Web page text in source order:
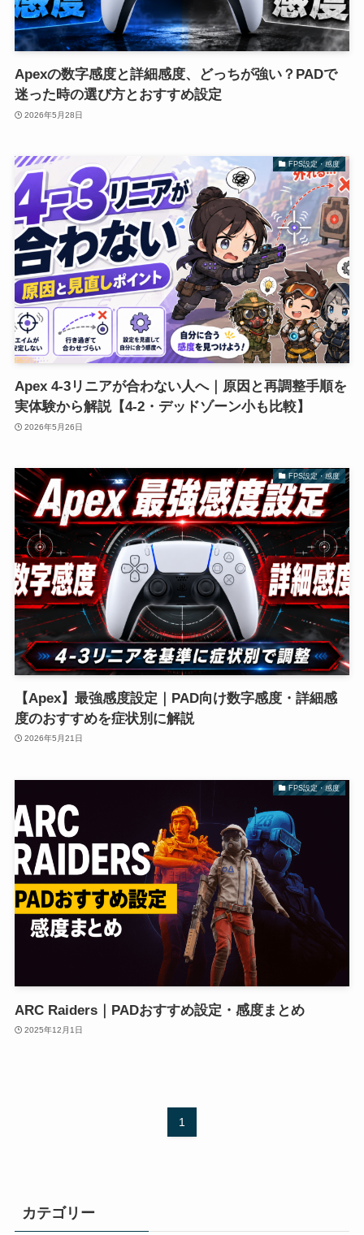
Apexの数字感度と詳細感度、どっちが強い？PADで
迷った時の選び方とおすすめ設定
2026年5月28日
FPS設定・感度
Apex 4-3リニアが合わない人へ｜原因と再調整手順を
実体験から解説【4-2・デッドゾーン小も比較】
2026年5月26日
FPS設定・感度
【Apex】最強感度設定｜PAD向け数字感度・詳細感
度のおすすめを症状別に解説
2026年5月21日
FPS設定・感度
ARC Raiders｜PADおすすめ設定・感度まとめ
2025年12月1日
1
カテゴリー